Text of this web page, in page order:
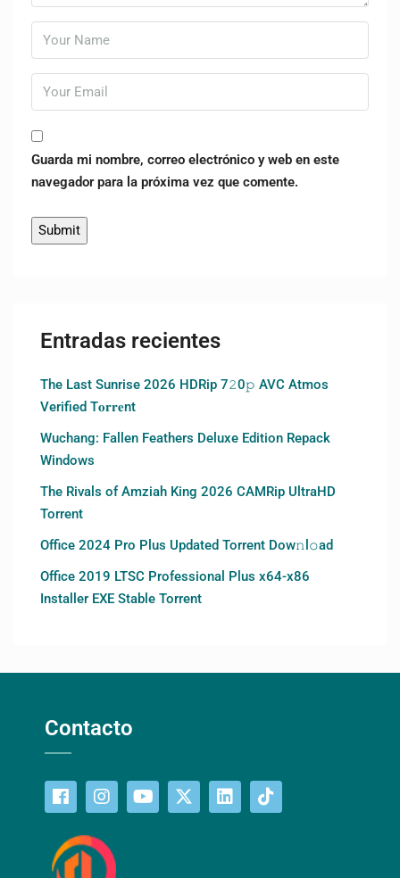
Guarda mi nombre, correo electrónico y web en este
navegador para la próxima vez que comente.
Entradas recientes
The Last Sunrise 2026 HDRip 7𝟸0𝚙 AVC Atmos
Verified T𝐨𝐫𝐫𝐞nt
Wuchang: Fallen Feathers Deluxe Edition Repack
Windows
The Rivals of Amziah King 2026 CAMRip UltraHD
Torrent
Office 2024 Pro Plus Updated Torrent Dow𝚗l𝚘аd
Office 2019 LTSC Professional Plus x64-x86
Installer EXE Stable Torrent
Contacto